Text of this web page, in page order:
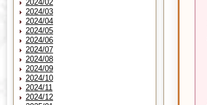
2024/02
2024/03
2024/04
2024/05
2024/06
2024/07
2024/08
2024/09
2024/10
2024/11
2024/12